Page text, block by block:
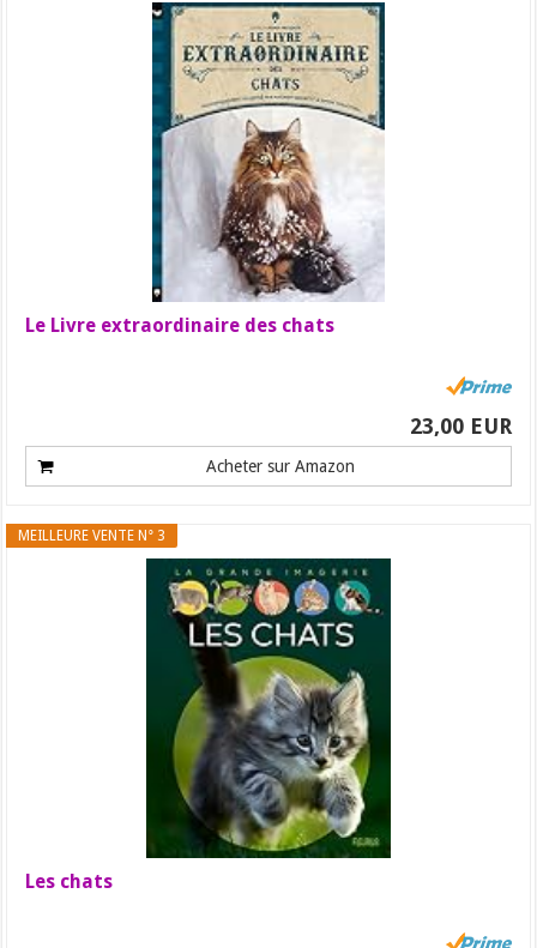
Le Livre extraordinaire des chats
23,00 EUR
Acheter sur Amazon
MEILLEURE VENTE N° 3
Les chats